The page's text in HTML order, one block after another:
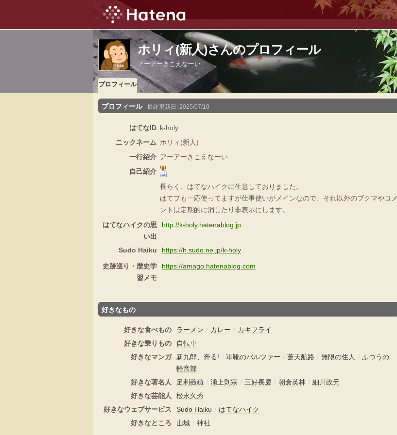
ホリィ(新人)さんのプロフィール
アーアーきこえなーい
プロフィール
プロフィール 最終更新日: 2025/07/10
はてなID k-holy
ニックネーム ホリィ(新人)
一行紹介 アーアーきこえなーい
自己紹介
長らく、はてなハイクに生息しておりました。
はてブも一応使ってますが仕事使いがメインなので、それ以外のブクマやコメ
ントは定期的に消したり非表示にします。
はてなハイクの思
い出
http://k-holy.hatenablog.jp
Sudo Haiku https://h.sudo.ne.jp/k-holy
史跡巡り・歴史学
習メモ
https://amago.hatenablog.com
好きなもの
好きな食べもの ラーメン / カレー / カキフライ
好きな乗りもの
自転車
好きなマンガ
新九郎、奔る! / 軍靴のバルツァー / 蒼天航路 / 無限の住人 / ふつうの
軽音部
好きな著名人
足利義稙 / 浦上則宗 / 三好長慶 / 朝倉英林 / 細川政元
好きな芸能人
松永久秀
好きなウェブサービス
Sudo Haiku / はてなハイク
好きなところ
山城 / 神社